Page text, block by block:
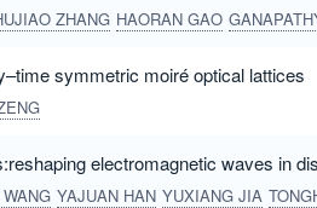
ZHANG HAORAN GAO
symmetric moiré optical lattices
electromagnetic waves in
YAJUAN HAN YUXIANG JIA